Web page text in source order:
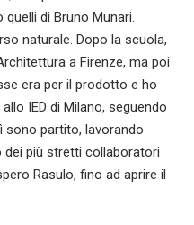
di Bruno Munari.
naturale. Dopo la scuola,
a Firenze, ma poi
era per il prodotto e ho
IED di Milano, seguendo
sono partito, lavorando
dei più stretti collaboratori
Rasulo, fino ad aprire il